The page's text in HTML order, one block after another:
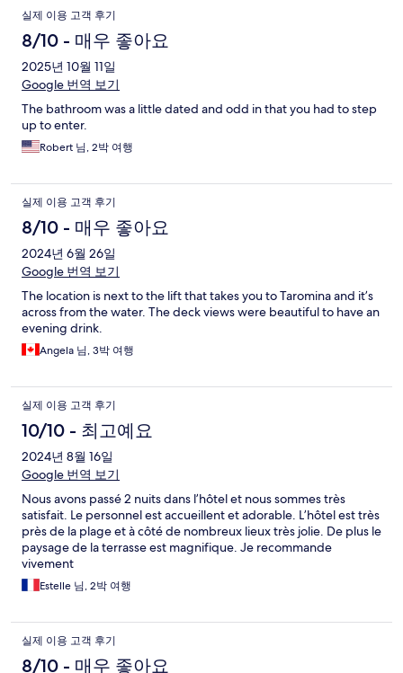
실제 이용 고객 후기
8/10 - 매우 좋아요
2025년 10월 11일
Google 번역 보기
The bathroom was a little dated and odd in that you had to step
up to enter.
Robert 님, 2박 여행
실제 이용 고객 후기
8/10 - 매우 좋아요
2024년 6월 26일
Google 번역 보기
The location is next to the lift that takes you to Taromina and it’s
across from the water. The deck views were beautiful to have an
evening drink.
Angela 님, 3박 여행
실제 이용 고객 후기
10/10 - 최고예요
2024년 8월 16일
Google 번역 보기
Nous avons passé 2 nuits dans l’hôtel et nous sommes très
satisfait. Le personnel est accueillent et adorable. L’hôtel est très
près de la plage et à côté de nombreux lieux très jolie. De plus le
paysage de la terrasse est magnifique. Je recommande
vivement
Estelle 님, 2박 여행
실제 이용 고객 후기
8/10 - 매우 좋아요